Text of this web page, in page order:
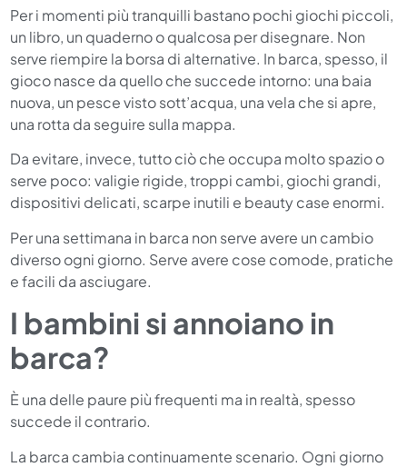
Per i momenti più tranquilli bastano pochi giochi piccoli,
un libro, un quaderno o qualcosa per disegnare. Non
serve riempire la borsa di alternative. In barca, spesso, il
gioco nasce da quello che succede intorno: una baia
nuova, un pesce visto sott’acqua, una vela che si apre,
una rotta da seguire sulla mappa.
Da evitare, invece, tutto ciò che occupa molto spazio o
serve poco: valigie rigide, troppi cambi, giochi grandi,
dispositivi delicati, scarpe inutili e beauty case enormi.
Per una settimana in barca non serve avere un cambio
diverso ogni giorno. Serve avere cose comode, pratiche
e facili da asciugare.
I bambini si annoiano in
barca?
È una delle paure più frequenti ma in realtà, spesso
succede il contrario.
La barca cambia continuamente scenario. Ogni giorno